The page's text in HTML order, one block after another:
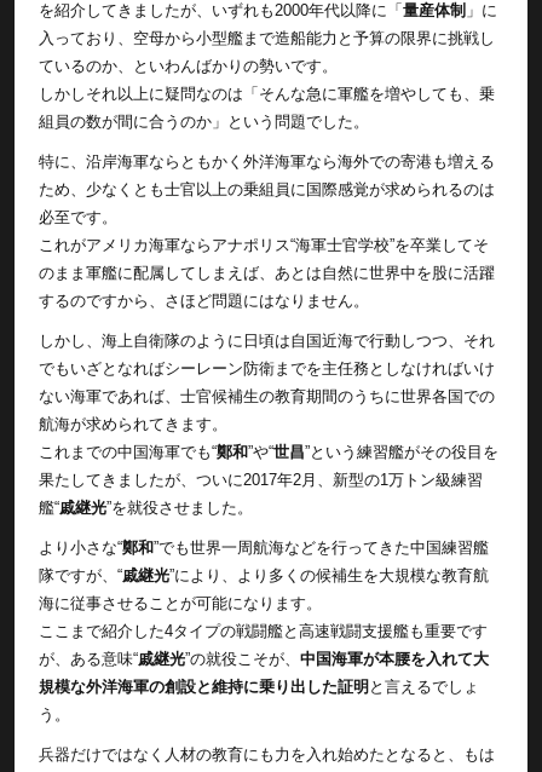
を紹介してきましたが、いずれも2000年代以降に「 量産体制 」に
入っており、空母から小型艦まで造船能力と予算の限界に挑戦し
ているのか、といわんばかりの勢いです。
しかしそれ以上に疑問なのは「そんな急に軍艦を増やしても、乗
組員の数が間に合うのか」という問題でした。
特に、沿岸海軍ならともかく外洋海軍なら海外での寄港も増える
ため、少なくとも士官以上の乗組員に国際感覚が求められるのは
必至です。
これがアメリカ海軍ならアナポリス“海軍士官学校”を卒業してそ
のまま軍艦に配属してしまえば、あとは自然に世界中を股に活躍
するのですから、さほど問題にはなりません。
しかし、海上自衛隊のように日頃は自国近海で行動しつつ、それ
でもいざとなればシーレーン防衛までを主任務としなければいけ
ない海軍であれば、士官候補生の教育期間のうちに世界各国での
航海が求められてきます。
これまでの中国海軍でも“鄭和”や“世昌”という練習艦がその役目を
果たしてきましたが、ついに2017年2月、新型の1万トン級練習
艦“戚継光”を就役させました。
より小さな“鄭和”でも世界一周航海などを行ってきた中国練習艦
隊ですが、“戚継光”により、より多くの候補生を大規模な教育航
海に従事させることが可能になります。
ここまで紹介した4タイプの戦闘艦と高速戦闘支援艦も重要です
が、ある意味“戚継光”の就役こそが、 中国海軍が本腰を入れて大
規模な外洋海軍の創設と維持に乗り出した証明 と言えるでしょ
う。
兵器だけではなく人材の教育にも力を入れ始めたとなると、もは